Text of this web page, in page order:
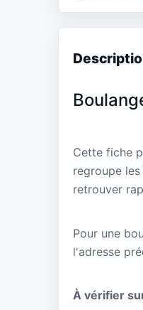
Cette fiche
regroupe
retrouver
Pour une
l'adresse
À vérifier